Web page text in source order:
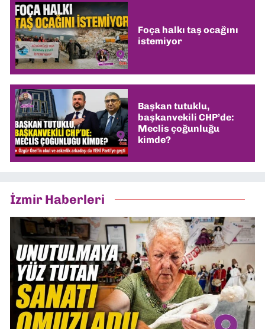
Foça halkı taş ocağını
istemiyor
Başkan tutuklu,
başkanvekili CHP’de:
Meclis çoğunluğu
kimde?
İzmir Haberleri